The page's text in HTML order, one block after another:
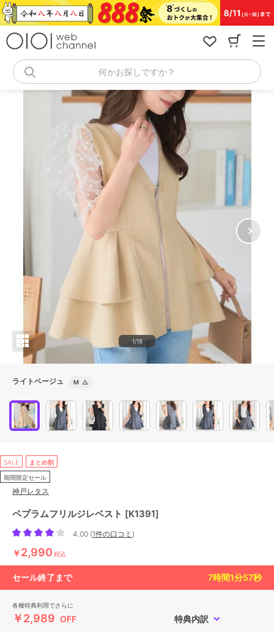
コ
ン
何かお探しですか？
1/18
ライトベージュ M △
SALE まとめ割
期間限定セール
神戸レタス
ペプラムフリルジレベスト [K1391]
4.00 (1件の口コミ )
￥2,990 税込
セール終了まで 7時間1分55秒
各種特典利用でさらに
￥2,989 OFF 特典内訳